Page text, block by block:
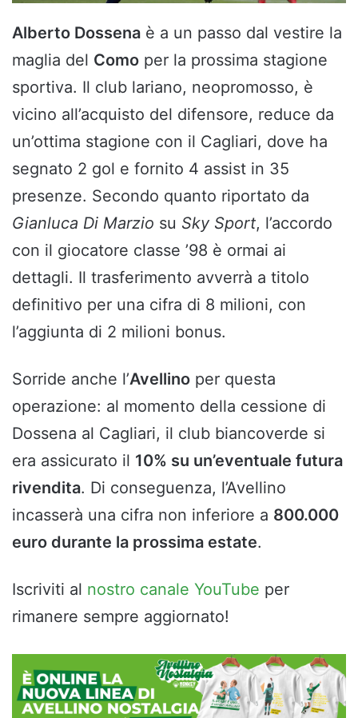
Alberto Dossena è a un passo dal vestire la
maglia del Como per la prossima stagione
sportiva. Il club lariano, neopromosso, è
vicino all’acquisto del difensore, reduce da
un’ottima stagione con il Cagliari, dove ha
segnato 2 gol e fornito 4 assist in 35
presenze. Secondo quanto riportato da
Gianluca Di Marzio su Sky Sport, l’accordo
con il giocatore classe ’98 è ormai ai
dettagli. Il trasferimento avverrà a titolo
definitivo per una cifra di 8 milioni, con
l’aggiunta di 2 milioni bonus.
Sorride anche l’Avellino per questa
operazione: al momento della cessione di
Dossena al Cagliari, il club biancoverde si
era assicurato il 10% su un’eventuale futura
rivendita. Di conseguenza, l’Avellino
incasserà una cifra non inferiore a 800.000
euro durante la prossima estate.
Iscriviti al nostro canale YouTube per
rimanere sempre aggiornato!